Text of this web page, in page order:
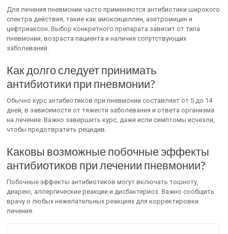
Для лечения пневмонии часто применяются антибиотики широкого
спектра действия, такие как амоксициллин, азитромицин и
цефтриаксон. Выбор конкретного препарата зависит от типа
пневмонии, возраста пациента и наличия сопутствующих
заболеваний.
Как долго следует принимать
антибиотики при пневмонии?
Обычно курс антибиотиков при пневмонии составляет от 5 до 14
дней, в зависимости от тяжести заболевания и ответа организма
на лечение. Важно завершить курс, даже если симптомы исчезли,
чтобы предотвратить рецидив.
Каковы возможные побочные эффекты
антибиотиков при лечении пневмонии?
Побочные эффекты антибиотиков могут включать тошноту,
диарею, аллергические реакции и дисбактериоз. Важно сообщить
врачу о любых нежелательных реакциях для корректировки
лечения.